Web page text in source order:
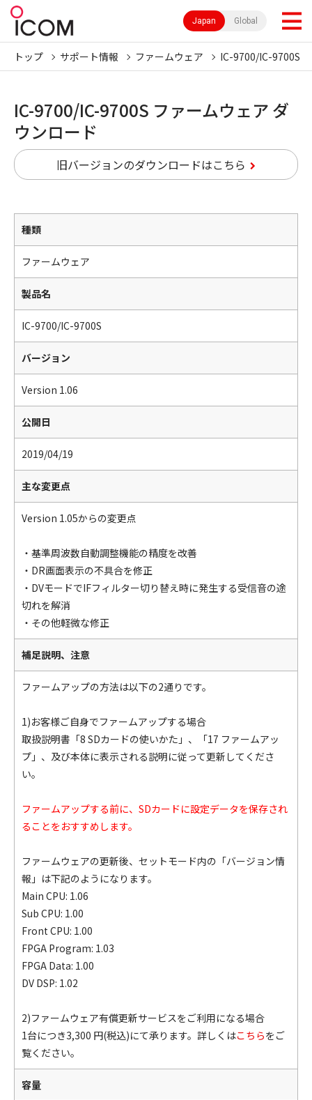
Japan Global
トップ サポート情報 ファームウェア IC-9700/IC-9700S
IC-9700/IC-9700S ファームウェア ダ
ウンロード
旧バージョンのダウンロードはこちら
種類
ファームウェア
製品名
IC-9700/IC-9700S
バージョン
Version 1.06
公開日
2019/04/19
主な変更点
Version 1.05からの変更点
・基準周波数自動調整機能の精度を改善
・DR画面表示の不具合を修正
・DVモードでIFフィルター切り替え時に発生する受信音の途
切れを解消
・その他軽微な修正
補足説明、注意
ファームアップの方法は以下の2通りです。
1)お客様ご自身でファームアップする場合
取扱説明書「8 SDカードの使いかた」、「17 ファームアッ
プ」、及び本体に表示される説明に従って更新してくださ
い。
ファームアップする前に、SDカードに設定データを保存され
ることをおすすめします。
ファームウェアの更新後、セットモード内の「バージョン情
報」は下記のようになります。
Main CPU: 1.06
Sub CPU: 1.00
Front CPU: 1.00
FPGA Program: 1.03
FPGA Data: 1.00
DV DSP: 1.02
2)ファームウェア有償更新サービスをご利用になる場合
1台につき3,300 円(税込)にて承ります。詳しくはこちらをご
覧ください。
容量